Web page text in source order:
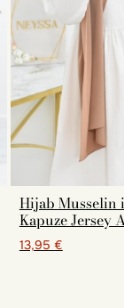
Hijab Musselin
Kapuze Jersey
13,95 €